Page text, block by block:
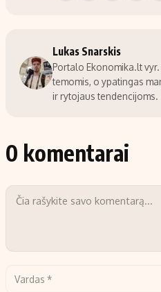
Lukas Snarskis
Portalo Ekonomika.lt
temomis, o ypatingas
ir rytojaus tendencijoms.
0 komentarai